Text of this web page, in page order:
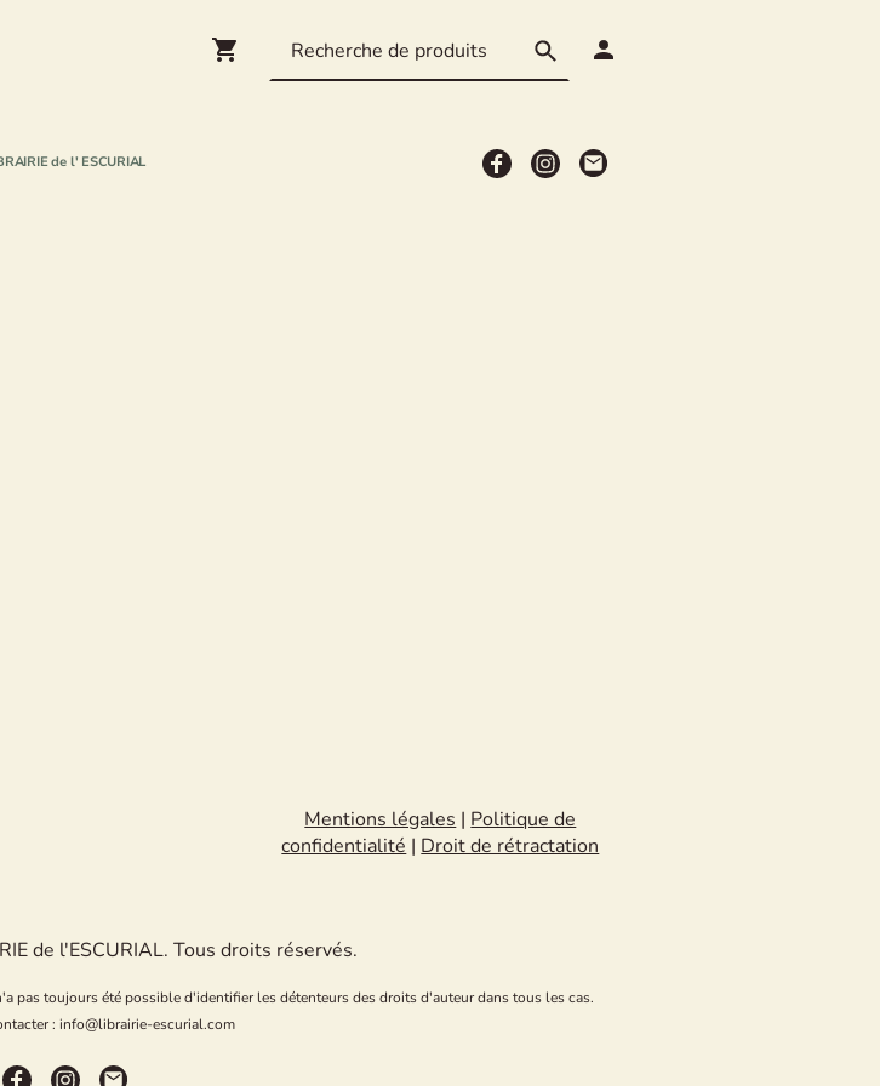
de l' ESCURIAL
Mentions légales|Politique de
confidentialité|Droit de rétractation
de l'ESCURIAL. Tous droits réservés.
pas toujours été possible d'identifier les détenteurs des droits d'auteur dans tous les cas.
: info@librairie-escurial.com